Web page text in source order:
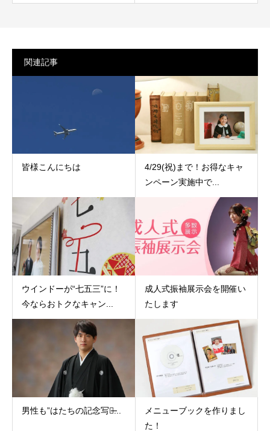
関連記事
皆様こんにちは
4/29(祝)まで！お得なキャ
ンペーン実施中で...
ウインドーが“七五三”に！
今ならおトクなキャン...
成人式振袖展示会を開催い
たします
男性も”はたちの記念写真̶...
メニューブックを作りまし
た！